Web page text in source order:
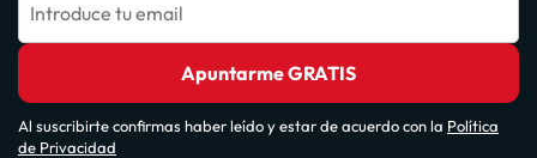
Introduce tu email
Apuntarme GRATIS
Al suscribirte confirmas haber leído y estar de acuerdo con la Política
de Privacidad